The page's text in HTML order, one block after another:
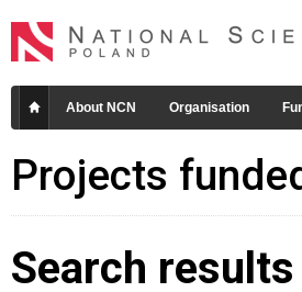
About NCN Organisation
Projects
Search results